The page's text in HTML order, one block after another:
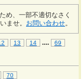
め、一部不適切なさく
ませ。 お問い合わせ
13 14 ....
69
70